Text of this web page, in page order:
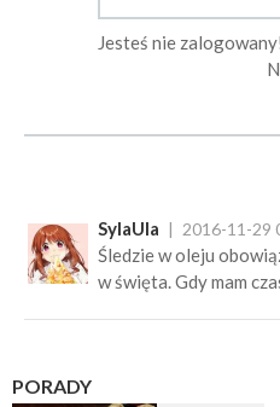
Jesteś nie
SylaUla 2016-11-29
Śledzie w oleju
w święta. Gdy mam
PORADY